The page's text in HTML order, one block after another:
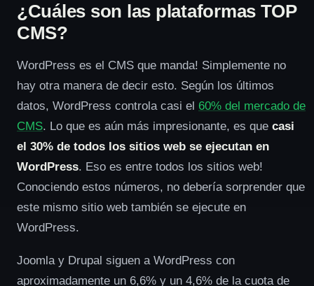
¿Cuáles son las plataformas TOP
CMS?
WordPress es el CMS que manda! Simplemente no
hay otra manera de decir esto. Según los últimos
datos, WordPress controla casi el 60% del mercado de
CMS. Lo que es aún más impresionante, es que casi
el 30% de todos los sitios web se ejecutan en
WordPress. Eso es entre todos los sitios web!
Conociendo estos números, no debería sorprender que
este mismo sitio web también se ejecute en
WordPress.
Joomla y Drupal siguen a WordPress con
aproximadamente un 6,6% y un 4,6% de la cuota de